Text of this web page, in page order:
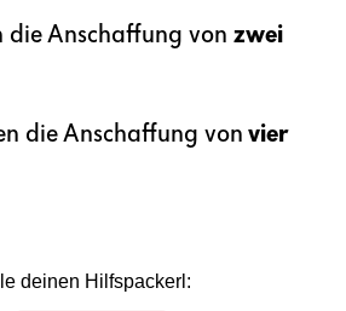
die Anschaffung von zwei
die Anschaffung von vier
deinen Hilfspackerl: